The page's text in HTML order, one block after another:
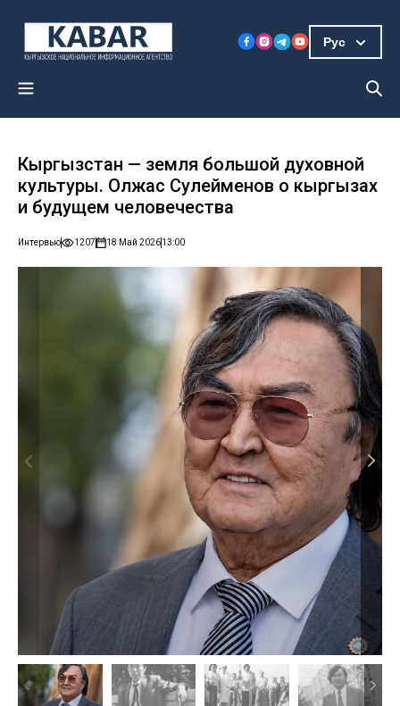
Рус
Кыргызстан — земля большой духовной
культуры. Олжас Сулейменов о кыргызах
и будущем человечества
Интервью 1207 18 Май 202613:00